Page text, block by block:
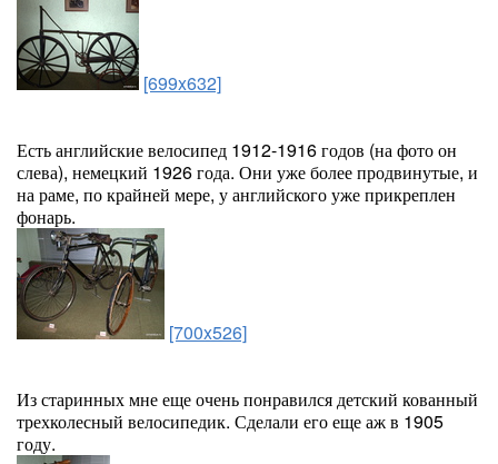
[699x632]
Есть английские велосипед 1912-1916 годов (на фото он
слева), немецкий 1926 года. Они уже более продвинутые, и
на раме, по крайней мере, у английского уже прикреплен
фонарь.
[700x526]
Из старинных мне еще очень понравился детский кованный
трехколесный велосипедик. Сделали его еще аж в 1905
году.